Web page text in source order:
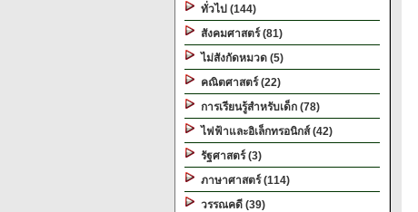
ทั่วไป (144)
สังคมศาสตร์ (81)
ไม่สังกัดหมวด (5)
คณิตศาสตร์ (22)
การเรียนรู้สำหรับเด็ก (78)
ไฟฟ้าและอิเล็กทรอนิกส์ (42)
รัฐศาสตร์ (3)
ภาษาศาสตร์ (114)
วรรณคดี (39)